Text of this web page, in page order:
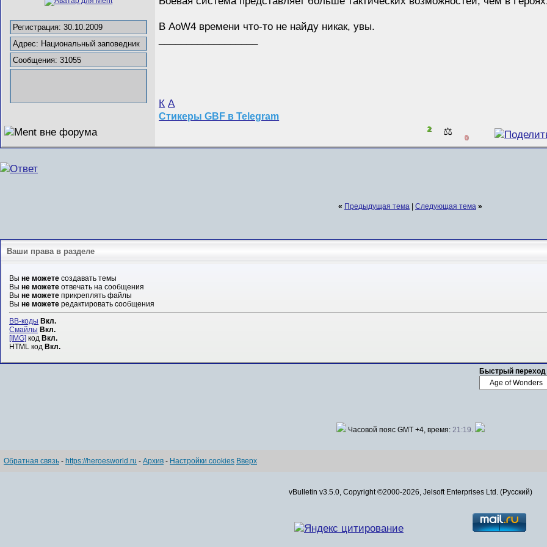
Регистрация: 30.10.2009
Адрес: Национальный заповедник
Сообщения: 31055
В AoW4 времени что-то не найду никак, увы.
К А
Стикеры GBF в Telegram
2 ⚖️ 0
« Предыдущая тема | Следующая тема »
Ваши права в разделе
Выне можете создавать темы
Выне можете отвечать на сообщения
Выне можете прикреплять файлы
Выне можете редактировать сообщения
BB-коды Вкл.
Смайлы Вкл.
[IMG] код Вкл.
HTML код Вкл.
Быстрый переход
Часовой пояс GMT +4, время: 21:19.
Обратная связь - https://heroesworld.ru - Архив - Настройки cookies Вверх
vBulletin v3.5.0, Copyright ©2000-2026, Jelsoft Enterprises Ltd. (Русский)